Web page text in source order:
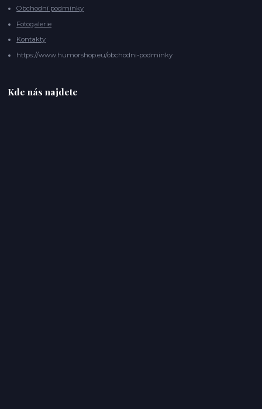
Obchodní podmínky
Fotogalerie
Kontakty
https://www.humorshop.eu/obchodni-podminky
Kde nás najdete